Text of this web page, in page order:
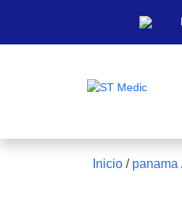
Inicio / panama